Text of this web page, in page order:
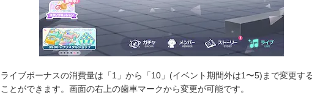
ライブボーナスの消費量は「1」から「10」(イベント期間外は1〜5)まで変更する
ことができます。画面の右上の歯車マークから変更が可能です。